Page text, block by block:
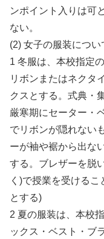
ンポイント入りは可
ない。
(2) 女子の服装につい
1 冬服は、本校指定
リボンまたはネクタ
クスとする。式典・
厳寒期にセーター・
でリボンが隠れない
ーが袖や裾から出な
する。ブレザーを脱
く)で授業を受ける
とする)
2 夏の服装は、本校
ックス・ベスト・ブ